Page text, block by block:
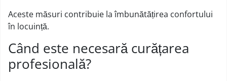
Aceste măsuri contribuie la îmbunătățirea confortului
în locuință.
Când este necesară curățarea
profesională?